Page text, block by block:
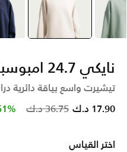
رمادي selected
ايفوري
نايكي 24.7 امبوسبلي سوفت
تيشيرت واسع بياقة دائرية
reduced from
36.75 د.ك to 17.90 د.ك 51%
اختر القياس